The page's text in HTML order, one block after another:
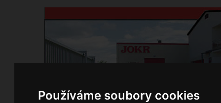
Používáme soubory cookies